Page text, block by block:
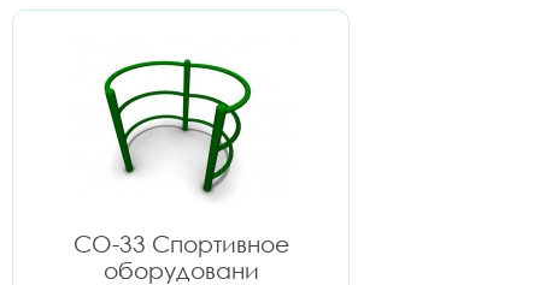
СО-33 Спортивное
оборудовани